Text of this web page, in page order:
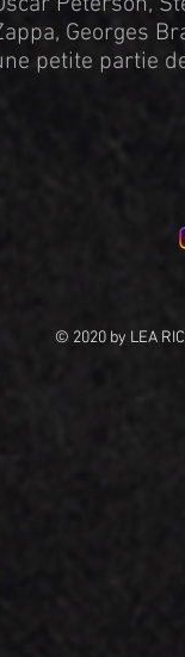
Georges
petite partie
© 2020 by LEA